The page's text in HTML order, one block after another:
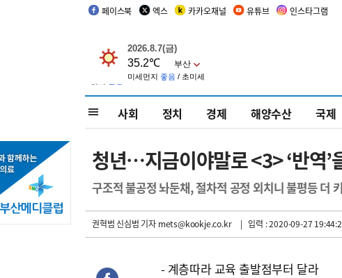
페이스북 엑스 카카오채널 유튜브 인스타그램
사회 정치 경제 해양수산 국제
청년…지금이야말로 <3> ‘반역’
구조적 불공정 놔둔채, 절차적 공정 외치니 불평등 더
권혁범 신심범 기자 mets@kookje.co.kr | 입력 : 2020-09-27
- 계층따라 교육 출발점부터 달라